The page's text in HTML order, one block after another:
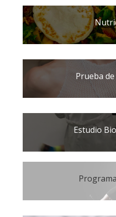
Prueba
Estudio